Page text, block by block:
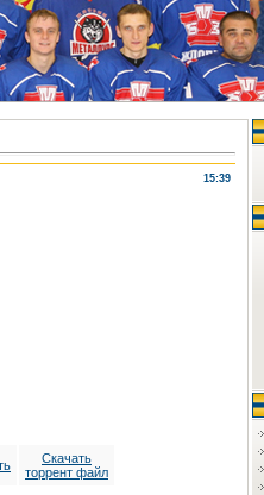
15:39
Скачать
торрент файл